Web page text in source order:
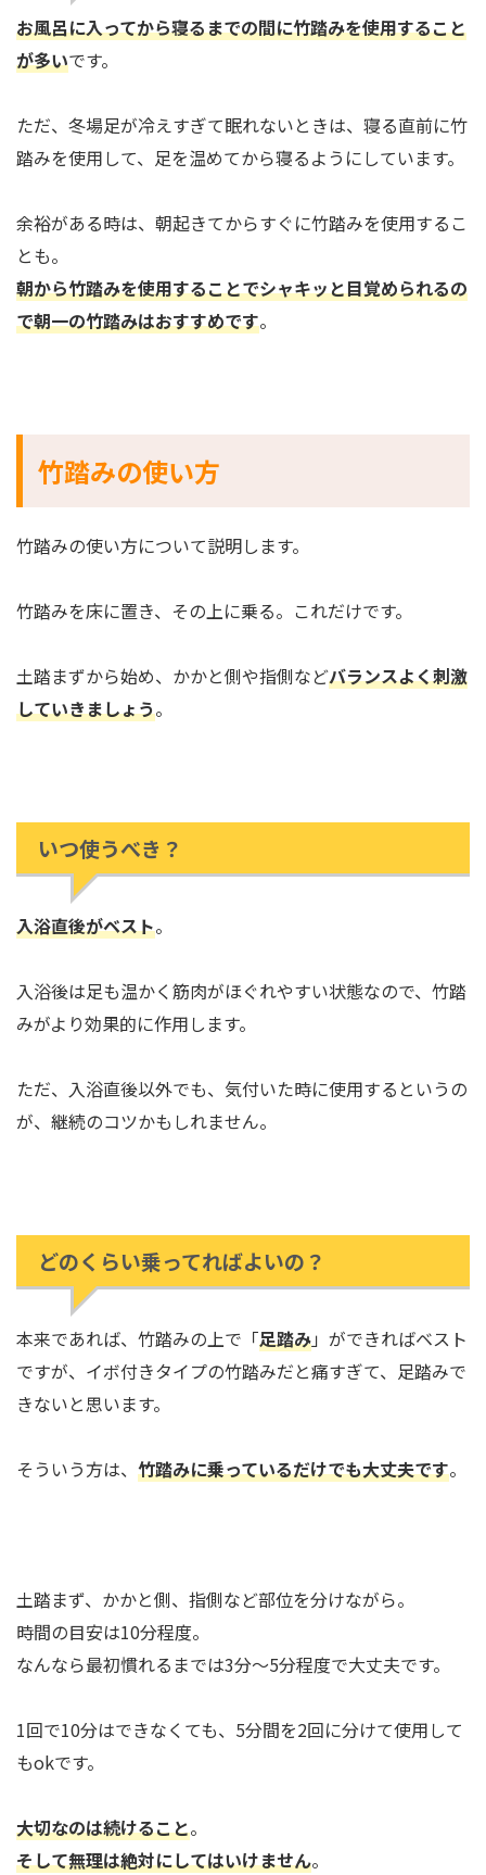
お風呂に入ってから寝るまでの間に竹踏みを使用すること
が多いです。
ただ、冬場足が冷えすぎて眠れないときは、寝る直前に竹
踏みを使用して、足を温めてから寝るようにしています。
余裕がある時は、朝起きてからすぐに竹踏みを使用するこ
とも。
朝から竹踏みを使用することでシャキッと目覚められるの
で朝一の竹踏みはおすすめです。
竹踏みの使い方
竹踏みの使い方について説明します。
竹踏みを床に置き、その上に乗る。これだけです。
土踏まずから始め、かかと側や指側などバランスよく刺激
していきましょう。
いつ使うべき？
入浴直後がベスト。
入浴後は足も温かく筋肉がほぐれやすい状態なので、竹踏
みがより効果的に作用します。
ただ、入浴直後以外でも、気付いた時に使用するというの
が、継続のコツかもしれません。
どのくらい乗ってればよいの？
本来であれば、竹踏みの上で「足踏み」ができればベスト
ですが、イボ付きタイプの竹踏みだと痛すぎて、足踏みで
きないと思います。
そういう方は、 竹踏みに乗っているだけでも大丈夫です。
土踏まず、かかと側、指側など部位を分けながら。
時間の目安は10分程度。
なんなら最初慣れるまでは3分～5分程度で大丈夫です。
1回で10分はできなくても、5分間を2回に分けて使用して
もokです。
大切なのは続けること。
そして無理は絶対にしてはいけません。